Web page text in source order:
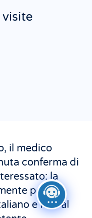
visite
il medico
conferma di
la
per la
e fino al